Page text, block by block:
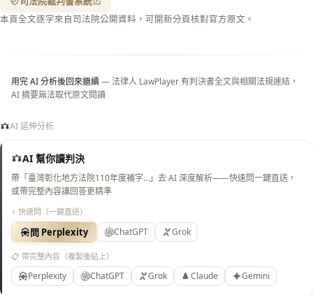
本頁全文逐字來自司法院公開資料，可開新分頁核對官方原文。
用完 AI 分析後回來繼續— 法律人 LawPlayer 有判決書全文與相關法規連結，
AI 摘要無法取代原文閱讀
AI 延伸分析
AI 幫你讀判決
帶「臺灣彰化地方法院110年度補字…」去 AI 深度解析——快速問一鍵直送，
或帶完整內容讓回答更精準
⚡ 快速問（一鍵直送）
問 Perplexity ChatGPT Grok
📋 帶完整內容（複製後貼上）
Perplexity ChatGPT Grok Claude Gemini